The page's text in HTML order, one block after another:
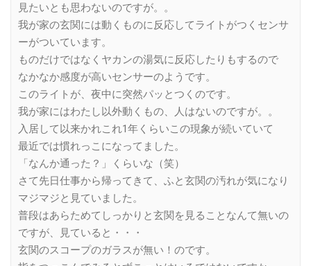
見たいとも思わないのですが。。
我が家の玄関には動くものに反応してライトがつくセンサ
ーがついています。
ものだけではなくヤカンの湯気に反応したりもするので
なかなか感度が高いセンサーのようです。
このライトが、夜中に突然パッとつくのです。
我が家にはわたし以外動くもの、人はないのですが。。
入居して以来かれこれ1年くらいこの現象が続いていて
最近では慣れっこになってました。
「なんか通った？」くらいな（笑）
さて先日仕事から帰ってきて、ふと玄関の汚れが気になり
マジマジと見ていました。
普段はあらためてしっかりと玄関を見ることなんて無いの
ですが、見ていると・・・
玄関のスコープのガラスが無い！のです。